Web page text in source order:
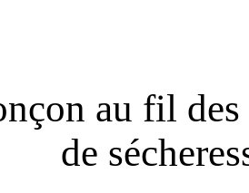
au fil
de